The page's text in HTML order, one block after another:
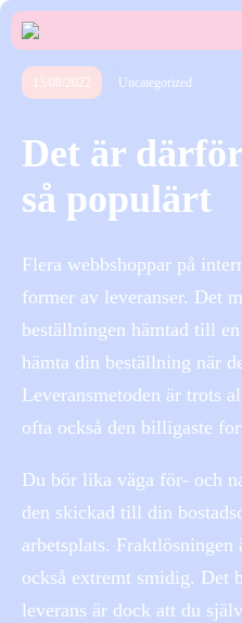
13/08/2022 Uncategorized
Det är
så populärt
Flera webbshoppar på
former av leveranser. Det
beställningen hämtad till
hämta din beställning när
Leveransmetoden är trots
ofta också den billigaste
Du bör lika väga för- och
den skickad till din
arbetsplats.
också extremt smidig. Det
leverans är dock att du